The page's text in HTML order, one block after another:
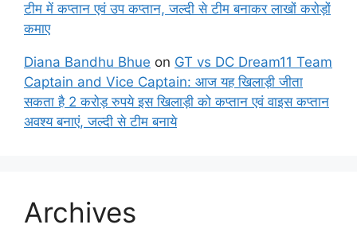
टीम में कप्तान एवं उप कप्तान, जल्दी से टीम बनाकर लाखों करोड़ों
कमाए
Diana Bandhu Bhue on GT vs DC Dream11 Team
Captain and Vice Captain: आज यह खिलाड़ी जीता
सकता है 2 करोड़ रुपये इस खिलाड़ी को कप्तान एवं वाइस कप्तान
अवश्य बनाएं, जल्दी से टीम बनाये
Archives